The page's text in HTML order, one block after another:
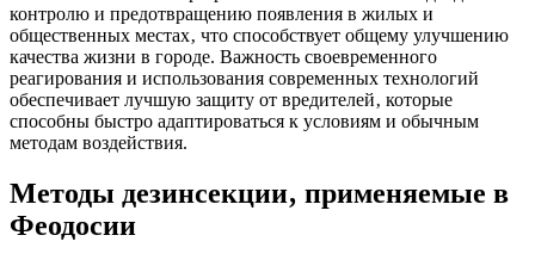
контролю и предотвращению появления в жилых и
общественных местах‚ что способствует общему улучшению
качества жизни в городе. Важность своевременного
реагирования и использования современных технологий
обеспечивает лучшую защиту от вредителей‚ которые
способны быстро адаптироваться к условиям и обычным
методам воздействия.
Методы дезинсекции‚ применяемые в
Феодосии